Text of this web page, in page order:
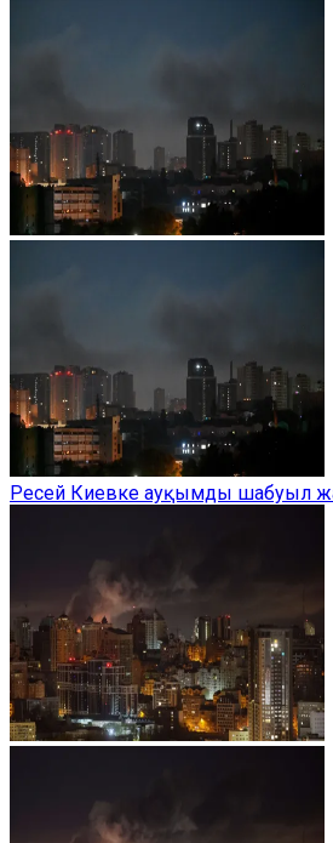
Ресей Киевке ауқымды шабуыл